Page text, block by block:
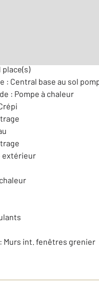
place(s)
: Central base au sol
: Pompe à chaleur
extérieur
Murs int. fenêtres grenier